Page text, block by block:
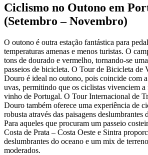
8 Dias|4/5
Ciclismo no Outono em
(Setembro – Novembro)
O outono é outra estação fantástica para
temperaturas amenas e menos turistas. O
tons de dourado e vermelho, tornando-se
passeios de bicicleta. O Tour de Bicicleta de
Douro é ideal no outono, pois coincide com
uvas, permitindo que os ciclistas vivenciem a
vinho de Portugal. O Tour Internacional de
Douro também oferece uma experiência de
robusta através das paisagens deslumbrantes
Para aqueles que procuram um passeio
Costa de Prata – Costa Oeste e Sintra
deslumbrantes do oceano e um mix de
moderados.